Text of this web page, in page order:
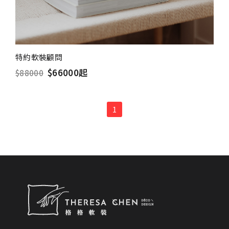
特約軟裝顧問
$88000 $66000起
1